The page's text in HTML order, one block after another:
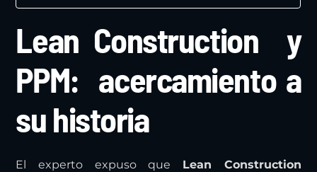
Lean Construction y
PPM: acercamiento a
su historia
El experto expuso que Lean Construction